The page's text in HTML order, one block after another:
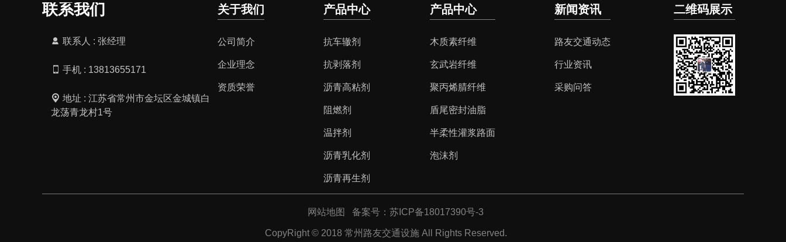
联系我们
联系人 : 张经理
手机 : 13813655171
地址 : 江苏省常州市金坛区金城镇白
龙荡青龙村1号
关于我们
公司简介
企业理念
资质荣誉
产品中心
抗车辙剂
抗剥落剂
沥青高粘剂
阻燃剂
温拌剂
沥青乳化剂
沥青再生剂
产品中心
木质素纤维
玄武岩纤维
聚丙烯腈纤维
盾尾密封油脂
半柔性灌浆路面
泡沫剂
新闻资讯
路友交通动态
行业资讯
采购问答
二维码展示
网站地图 备案号：苏ICP备18017390号-3
CopyRight © 2018 常州路友交通设施 All Rights Reserved.